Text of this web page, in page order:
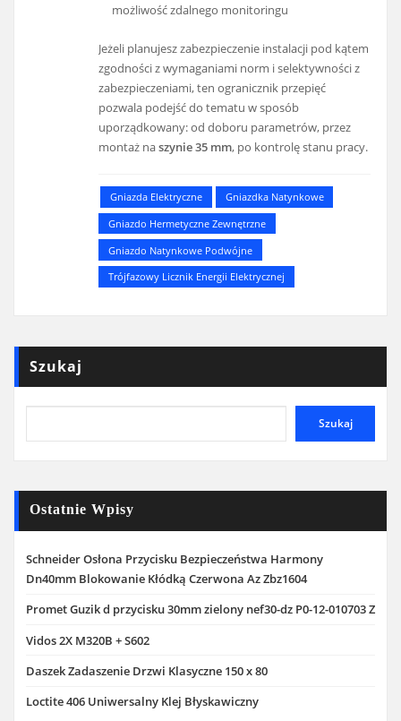
możliwość zdalnego monitoringu
Jeżeli planujesz zabezpieczenie instalacji pod kątem
zgodności z wymaganiami norm i selektywności z
zabezpieczeniami, ten ogranicznik przepięć
pozwala podejść do tematu w sposób
uporządkowany: od doboru parametrów, przez
montaż naszynie 35 mm, po kontrolę stanu pracy.
Gniazda Elektryczne
Gniazdka Natynkowe
Gniazdo Hermetyczne Zewnętrzne
Gniazdo Natynkowe Podwójne
Trójfazowy Licznik Energii Elektrycznej
Szukaj
Szukaj
Ostatnie Wpisy
Schneider Osłona Przycisku Bezpieczeństwa Harmony
Dn40mm Blokowanie Kłódką Czerwona Az Zbz1604
Promet Guzik d przycisku 30mm zielony nef30-dz P0-12-010703 Z
Vidos 2X M320B + S602
Daszek Zadaszenie Drzwi Klasyczne 150 x 80
Loctite 406 Uniwersalny Klej Błyskawiczny